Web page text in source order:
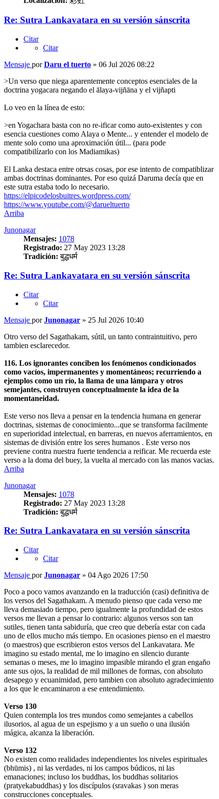
Re: Sutra Lankavatara en su versión sánscrita
Citar
Citar
Mensaje porDaru el tuerto » 06 Jul 2026 08:22
>Un verso que niega aparentemente conceptos esenciales de la
doctrina yogacara negando el ālaya-vijñāna y el vijñapti
Lo veo en la línea de esto:
>en Yogachara basta con no re-ificar como auto-existentes y con
esencia cuestiones como Alaya o Mente... y entender el modelo de
mente solo como una aproximación útil... (para pode
compatibilízarlo con los Madiamikas)
El Lanka destaca entre otrsas cosas, por ese intento de compatiblizar
ambas doctrinas dominantes. Por eso quizá Daruma decía que en
este sutra estaba todo lo necesario.
https://elpicodelosbuitres.wordpress.com/
https://www.youtube.com/@darueltuerto
Arriba
Junonagar
Mensajes: 1078
Registrado: 27 May 2023 13:28
Tradición: बुद्धधर्म
Re: Sutra Lankavatara en su versión sánscrita
Citar
Citar
Mensaje porJunonagar » 25 Jul 2026 10:40
Otro verso del Sagathakam, sútil, un tanto contraintuitivo, pero
tambien esclarecedor.
116. Los ignorantes conciben los fenómenos condicionados
como vacíos, impermanentes y momentáneos; recurriendo a
ejemplos como un río, la llama de una lámpara y otros
semejantes, construyen conceptualmente la idea de la
momentaneidad.
Este verso nos lleva a pensar en la tendencia humana en generar
doctrinas, sistemas de conocimiento...que se transforma facilmente
en superioridad intelectual, en barreras, en nuevos aferramientos, en
sistemas de división entre los seres humanos . Este verso nos
previene contra nuestra fuerte tendencia a reificar. Me recuerda este
verso a la doma del buey, la vuelta al mercado con las manos vacias.
Arriba
Junonagar
Mensajes: 1078
Registrado: 27 May 2023 13:28
Tradición: बुद्धधर्म
Re: Sutra Lankavatara en su versión sánscrita
Citar
Citar
Mensaje porJunonagar » 04 Ago 2026 17:50
Poco a poco vamos avanzando en la traducción (casi) definitiva de
los versos del Sagathakam. A menudo pienso que cada verso me
lleva demasiado tiempo, pero igualmente la profundidad de estos
versos me llevan a pensar lo contrario: algunos versos son tan
sutiles, tienen tanta sabiduría, que creo que debería estar con cada
uno de ellos mucho más tiempo. En ocasiones pienso en el maestro
(o maestros) que escribieron estos versos del Lankavatara. Me
imagino su estado mental, me lo imagino en silencio durante
semanas o meses, me lo imagino impasible mirando el gran engaño
ante sus ojos, la realidad de mil millones de formas, con absoluto
desapego y ecuanimidad, pero tambien con absoluto agradecimiento
a los que le encaminaron a ese entendimiento.
Verso 130
Quien contempla los tres mundos como semejantes a cabellos
ilusorios, al agua de un espejismo y a un sueño o una ilusión
mágica, alcanza la liberación.
Verso 132
No existen como realidades independientes los niveles espirituales
(bhūmis) , ni las verdades, ni los campos búdicos, ni las
emanaciones; incluso los buddhas, los buddhas solitarios
(pratyekabuddhas) y los discípulos (sravakas ) son meras
construcciones conceptuales.